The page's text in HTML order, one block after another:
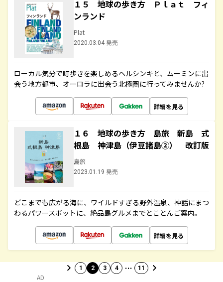
１５ 地球の歩き方 Ｐｌａｔ フィ
ンランド
Plat
2020.03.04 発売
ローカル気分で町歩きを楽しめるヘルシンキと、ムーミンに出
会う地方都市、オーロラに出会う北極圏に行ってみませんか?
詳細を見る
１６ 地球の歩き方 島旅 新島 式
根島 神津島（伊豆諸島②） 改訂版
島旅
2023.01.19 発売
どこまでも広がる海に、ワイルドすぎる野外温泉、神話にまつ
わるパワースポットに、絶品島グルメまでとことんご案内。
詳細を見る
1 2 3 4 … 11
AD